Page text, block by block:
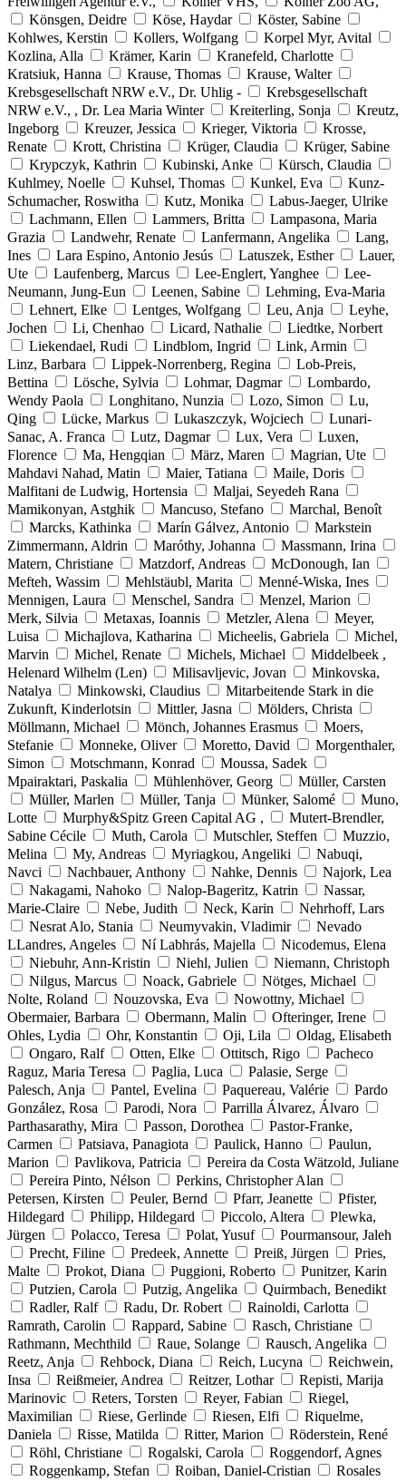
Könsgen, Deidre
Köse, Haydar
Köster, Sabine
Kohlwes, Kerstin
Kollers, Wolfgang
Korpel Myr, Avital
Kozlina, Alla
Krämer, Karin
Kranefeld, Charlotte
Kratsiuk, Hanna
Krause, Thomas
Krause, Walter
Krebsgesellschaft NRW e.V., Dr. Uhlig -
Krebsgesellschaft
NRW e.V., , Dr. Lea Maria Winter
Kreiterling, Sonja
Kreutz,
Ingeborg
Kreuzer, Jessica Krieger, Viktoria
Krosse,
Renate
Krott, Christina Krüger, Claudia
Krüger, Sabine
Krypczyk, Kathrin
Kubinski, Anke
Kürsch, Claudia
Kuhlmey, Noelle
Kuhsel, Thomas Kunkel, Eva
Kunz-
Schumacher, Roswitha
Kutz, Monika
Labus-Jaeger, Ulrike
Lachmann, Ellen
Lammers, Britta
Lampasona, Maria
Grazia
Landwehr, Renate Lanfermann, Angelika
Lang,
Ines
Lara Espino, Antonio Jesús Latuszek, Esther
Lauer,
Ute
Laufenberg, Marcus Lee-Englert, Yanghee
Lee-
Neumann, Jung-Eun
Leenen, Sabine
Lehming, Eva-Maria
Lehnert, Elke
Lentges, Wolfgang Leu, Anja
Leyhe,
Jochen
Li, Chenhao Licard, Nathalie
Liedtke, Norbert
Liekendael, Rudi
Lindblom, Ingrid
Link, Armin
Linz, Barbara
Lippek-Norrenberg, Regina
Lob-Preis,
Bettina
Lösche, Sylvia Lohmar, Dagmar
Lombardo,
Wendy Paola
Longhitano, Nunzia Lozo, Simon
Lu,
Qing
Lücke, Markus Lukaszczyk, Wojciech
Lunari-
Sanac, A. Franca
Lutz, Dagmar Lux, Vera
Luxen,
Florence
Ma, Hengqian März, Maren
Magrian, Ute
Mahdavi Nahad, Matin
Maier, Tatiana
Maile, Doris
Malfitani de Ludwig, Hortensia
Maljai, Seyedeh Rana
Mamikonyan, Astghik
Mancuso, Stefano
Marchal, Benoît
Marcks, Kathinka
Marín Gálvez, Antonio
Markstein
Zimmermann, Aldrin
Maróthy, Johanna
Massmann, Irina
Matern, Christiane
Matzdorf, Andreas
McDonough, Ian
Mefteh, Wassim
Mehlstäubl, Marita
Menné-Wiska, Ines
Mennigen, Laura
Menschel, Sandra
Menzel, Marion
Merk, Silvia
Metaxas, Ioannis Metzler, Alena
Meyer,
Luisa
Michajlova, Katharina Micheelis, Gabriela
Michel,
Marvin
Michel, Renate Michels, Michael
Middelbeek ,
Helenard Wilhelm (Len)
Milisavljevic, Jovan
Minkovska,
Natalya
Minkowski, Claudius
Mitarbeitende Stark in die
Zukunft, Kinderlotsin
Mittler, Jasna
Mölders, Christa
Möllmann, Michael
Mönch, Johannes Erasmus
Moers,
Stefanie
Monneke, Oliver Moretto, David
Morgenthaler,
Simon
Motschmann, Konrad
Moussa, Sadek
Mpairaktari, Paskalia
Mühlenhöver, Georg
Müller, Carsten
Müller, Marlen
Müller, Tanja Münker, Salomé
Muno,
Lotte
Murphy&Spitz Green Capital AG ,
Mutert-Brendler,
Sabine Cécile
Muth, Carola Mutschler, Steffen
Muzzio,
Melina
My, Andreas Myriagkou, Angeliki
Nabuqi,
Navci
Nachbauer, Anthony Nahke, Dennis
Najork, Lea
Nakagami, Nahoko
Nalop-Bageritz, Katrin
Nassar,
Marie-Claire
Nebe, Judith Neck, Karin
Nehrhoff, Lars
Nesrat Alo, Stania
Neumyvakin, Vladimir
Nevado
LLandres, Angeles
Ní Labhrás, Majella
Nicodemus, Elena
Niebuhr, Ann-Kristin
Niehl, Julien
Niemann, Christoph
Nilgus, Marcus
Noack, Gabriele
Nötges, Michael
Nolte, Roland
Nouzovska, Eva
Nowottny, Michael
Obermaier, Barbara
Obermann, Malin
Ofteringer, Irene
Ohles, Lydia
Ohr, Konstantin Oji, Lila
Oldag, Elisabeth
Ongaro, Ralf
Otten, Elke Ottitsch, Rigo
Pacheco
Raguz, Maria Teresa
Paglia, Luca
Palasie, Serge
Palesch, Anja
Pantel, Evelina Paquereau, Valérie
Pardo
González, Rosa
Parodi, Nora
Parrilla Álvarez, Álvaro
Parthasarathy, Mira
Passon, Dorothea
Pastor-Franke,
Carmen
Patsiava, Panagiota Paulick, Hanno
Paulun,
Marion
Pavlikova, Patricia
Pereira da Costa Wätzold, Juliane
Pereira Pinto, Nélson
Perkins, Christopher Alan
Petersen, Kirsten
Peuler, Bernd Pfarr, Jeanette
Pfister,
Hildegard
Philipp, Hildegard Piccolo, Altera
Plewka,
Jürgen
Polacco, Teresa Polat, Yusuf
Pourmansour, Jaleh
Precht, Filine
Predeek, Annette Preiß, Jürgen
Pries,
Malte
Prokot, Diana Puggioni, Roberto
Punitzer, Karin
Putzien, Carola
Putzig, Angelika
Quirmbach, Benedikt
Radler, Ralf
Radu, Dr. Robert
Rainoldi, Carlotta
Ramrath, Carolin
Rappard, Sabine
Rasch, Christiane
Rathmann, Mechthild
Raue, Solange
Rausch, Angelika
Reetz, Anja
Rehbock, Diana Reich, Lucyna
Reichwein,
Insa
Reißmeier, Andrea Reitzer, Lothar
Repisti, Marija
Marinovic
Reters, Torsten Reyer, Fabian
Riegel,
Maximilian
Riese, Gerlinde Riesen, Elfi
Riquelme,
Daniela
Risse, Matilda Ritter, Marion
Röderstein, René
Röhl, Christiane
Rogalski, Carola
Roggendorf, Agnes
Roggenkamp, Stefan
Roiban, Daniel-Cristian
Rosales